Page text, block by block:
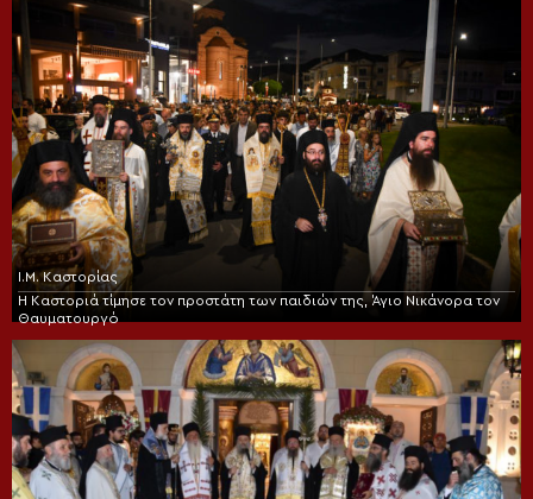
Ι.Μ. Καστορίας
Η Καστοριά τίμησε τον προστάτη των παιδιών της, Άγιο Νικάνορα τον
Θαυματουργό